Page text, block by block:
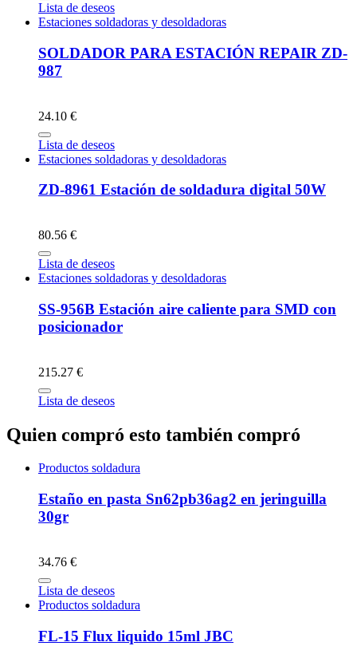
Lista de deseos
Estaciones soldadoras y desoldadoras
SOLDADOR PARA ESTACIÓN REPAIR ZD-
987
24.10 €
Lista de deseos
Estaciones soldadoras y desoldadoras
ZD-8961 Estación de soldadura digital 50W
80.56 €
Lista de deseos
Estaciones soldadoras y desoldadoras
SS-956B Estación aire caliente para SMD con
posicionador
215.27 €
Lista de deseos
Quien compró esto también compró
Productos soldadura
Estaño en pasta Sn62pb36ag2 en jeringuilla
30gr
34.76 €
Lista de deseos
Productos soldadura
FL-15 Flux liquido 15ml JBC